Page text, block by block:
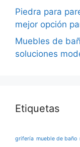
Piedra para
mejor opción
Muebles de
soluciones
Etiquetas
grifería mueble de baño